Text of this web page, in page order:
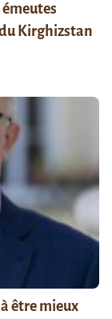
Kirghizstan
être mieux